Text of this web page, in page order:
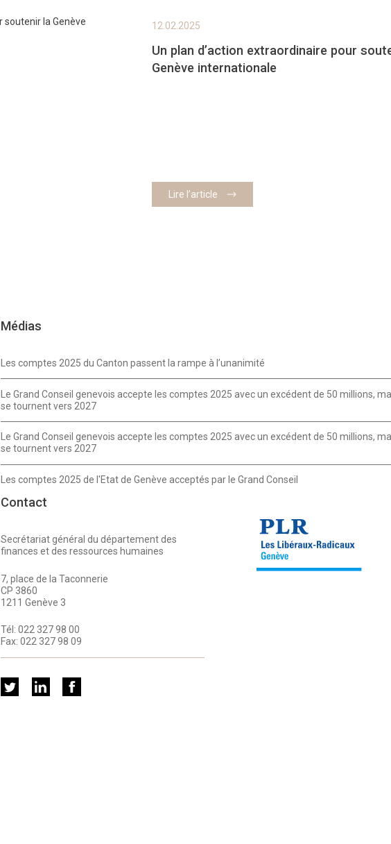
12.02.2025
Un plan d’action extraordinaire pour
Genève internationale
Lire l’article
Médias
Les comptes 2025 du Canton passent la rampe à l’unanimité
Le Grand Conseil genevois accepte les comptes 2025 avec un excédent de 50 millions,
se tournent vers 2027
Le Grand Conseil genevois accepte les comptes 2025 avec un excédent de 50 millions,
se tournent vers 2027
Les comptes 2025 de l'Etat de Genève acceptés par le Grand Conseil
Contact
Secrétariat général du département des
finances et des ressources humaines
7, place de la Taconnerie
CP 3860
1211 Genève 3
Tél: 022 327 98 00
Fax: 022 327 98 09